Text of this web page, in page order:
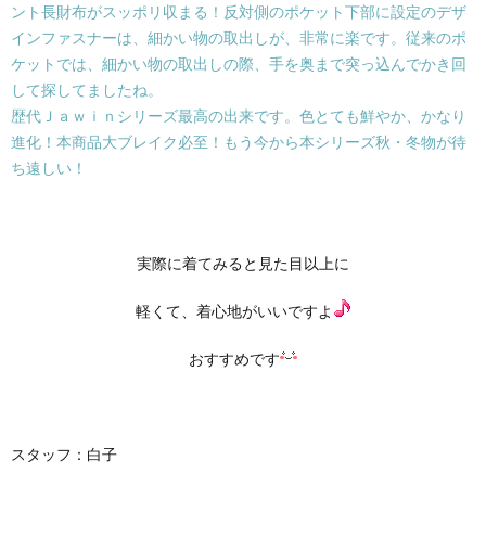
ント長財布がスッポリ収まる！反対側のポケット下部に設定のデザ
インファスナーは、細かい物の取出しが、非常に楽です。従来のポ
ケットでは、細かい物の取出しの際、手を奥まで突っ込んでかき回
して探してましたね。
歴代Ｊａｗｉｎシリーズ最高の出来です。色とても鮮やか、かなり
進化！本商品大ブレイク必至！もう今から本シリーズ秋・冬物が待
ち遠しい！
実際に着てみると見た目以上に
軽くて、着心地がいいですよ
おすすめです
スタッフ：白子